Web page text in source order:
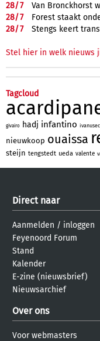
28/7
Van Bronckhorst
28/7
Forest staakt
28/7 Stengs keert
Stel hier in welk nieuws
Tagcloud
givairo hadj infantino ivanusec
nieuwkoop ouaissa
steijn tengstedt ueda valente
Direct naar
Aanmelden / inloggen
Feyenoord Forum
Stand
Kalender
E-zine (nieuwsbrief)
Nieuwsarchief
Over ons
Voor webmasters